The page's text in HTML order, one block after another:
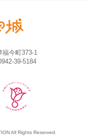
福今町373-1
39-5184
All Rights Reserved.